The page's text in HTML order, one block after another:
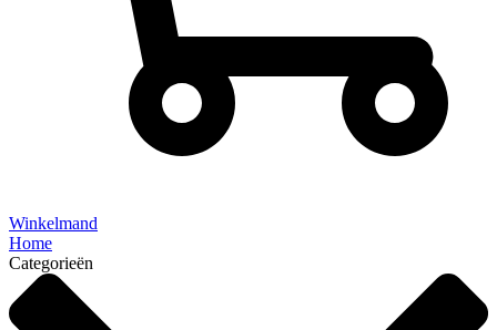
Winkelmand
Home
Categorieën